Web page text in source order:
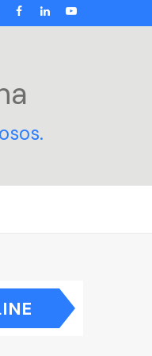
FACEBOOK
LINKEDIN
YOUTUBE